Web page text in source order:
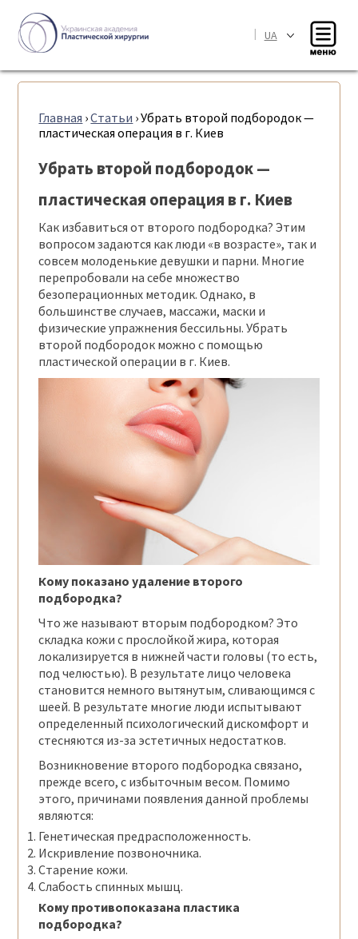
| UA
Главная ›Статьи ›Убрать второй подбородок —
пластическая операция в г. Киев
Убрать второй подбородок —
пластическая операция в г. Киев
Как избавиться от второго подбородка? Этим
вопросом задаются как люди «в возрасте», так и
совсем молоденькие девушки и парни. Многие
перепробовали на себе множество
безоперационных методик. Однако, в
большинстве случаев, массажи, маски и
физические упражнения бессильны. Убрать
второй подбородок можно с помощью
пластической операции в г. Киев.
Кому показано удаление второго
подбородка?
Что же называют вторым подбородком? Это
складка кожи с прослойкой жира, которая
локализируется в нижней части головы (то есть,
под челюстью). В результате лицо человека
становится немного вытянутым, сливающимся с
шеей. В результате многие люди испытывают
определенный психологический дискомфорт и
стесняются из-за эстетичных недостатков.
Возникновение второго подбородка связано,
прежде всего, с избыточным весом. Помимо
этого, причинами появления данной проблемы
являются:
Генетическая предрасположенность.
Искривление позвоночника.
Старение кожи.
Слабость спинных мышц.
Кому противопоказана пластика
подбородка?